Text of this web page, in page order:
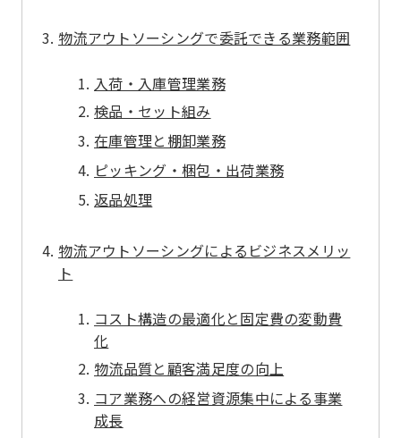
物流アウトソーシングで委託できる業務範囲
入荷・入庫管理業務
検品・セット組み
在庫管理と棚卸業務
ピッキング・梱包・出荷業務
返品処理
物流アウトソーシングによるビジネスメリッ
ト
コスト構造の最適化と固定費の変動費
化
物流品質と顧客満足度の向上
コア業務への経営資源集中による事業
成長